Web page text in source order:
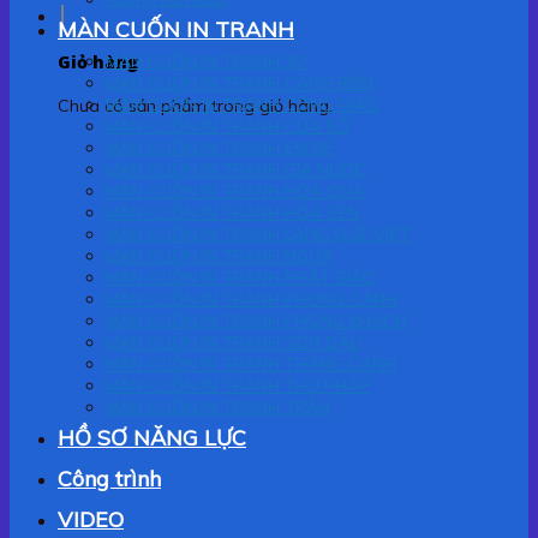
Giỏ hàng
Chưa có sản phẩm trong giỏ hàng.
MÀN CUỐN IN TRANH
MÀN CUỐN IN TRANH 3D
MÀN CUỐN IN TRANH CÔNG GIÁO
HỒ SƠ NĂNG LỰC
Công trình
VIDEO